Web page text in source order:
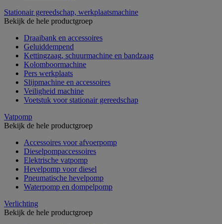
Stationair gereedschap, werkplaatsmachine
Bekijk de hele productgroep
Draaibank en accessoires
Geluiddempend
Kettingzaag, schuurmachine en bandzaag
Kolomboormachine
Pers werkplaats
Slijpmachine en accessoires
Veiligheid machine
Voetstuk voor stationair gereedschap
Vatpomp
Bekijk de hele productgroep
Accessoires voor afvoerpomp
Dieselpompaccessoires
Elektrische vatpomp
Hevelpomp voor diesel
Pneumatische hevelpomp
Waterpomp en dompelpomp
Verlichting
Bekijk de hele productgroep